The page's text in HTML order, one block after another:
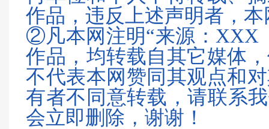
作品，违反上述声明者，
②凡本网注明“来源：XXX
作品，均转载自其它媒体
不代表本网赞同其观点和
有者不同意转载，请联系
会立即删除，谢谢！